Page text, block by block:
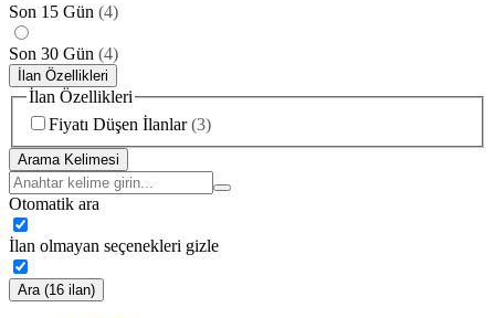
Son 15 Gün (4)
Son 30 Gün (4)
İlan Özellikleri
İlan Özellikleri
Fiyatı Düşen İlanlar (3)
Arama Kelimesi
Otomatik ara
İlan olmayan seçenekleri gizle
Ara (16 ilan)